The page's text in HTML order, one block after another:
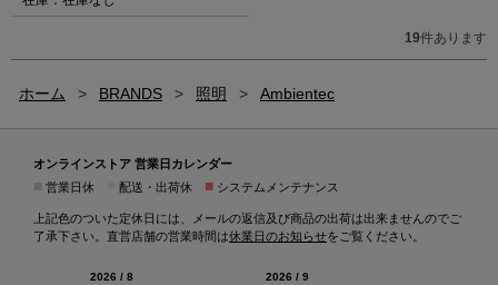
19件あります
ホーム > BRANDS > 照明 > Ambientec
オンラインストア 営業日カレンダー
営業日休 配送・出荷休 ■ システムメンテナンス
上記色のついた定休日には、メールの返信及び商品の出荷は出来ませんのでご
了承下さい。直営店舗の営業時間は休業日のお知らせをご覧ください。
2026 / 8
2026 / 9